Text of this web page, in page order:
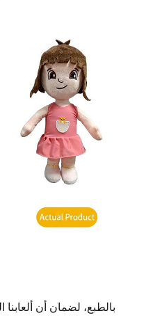
بالطبع، لضمان أن